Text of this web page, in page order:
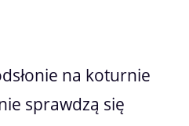
na koturnie
sprawdzą się